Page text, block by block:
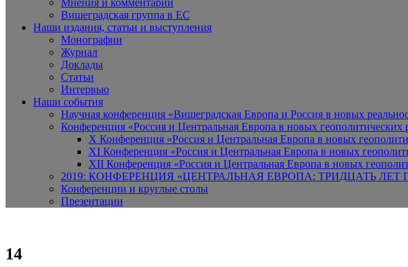
Мнения и комментарии
Вишеградская группа в ЕС
Наши издания, статьи и выступления
Монографии
Журнал
Доклады
Статьи
Интервью
Наши события
Научная конференция «Вишеградская Европа и Россия в новых
Конференция «Россия и Центральная Европа в новых геополитических
X Конференция «Россия и Центральная Европа в новых
XI Конференция «Россия и Центральная Европа в новых
XII Конференция «Россия и Центральная Европа в новых
2019: КОНФЕРЕНЦИЯ «ЦЕНТРАЛЬНАЯ ЕВРОПА: ТРИДЦАТЬ
Конференции и круглые столы
Презентации
14